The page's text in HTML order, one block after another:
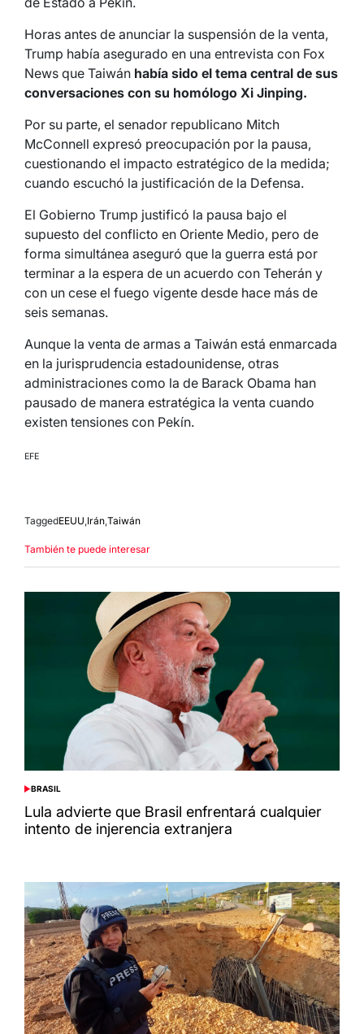
Horas antes de anunciar la suspensión de la venta,
Trump había asegurado en una entrevista con Fox
News que Taiwán había sido el tema central de sus
conversaciones con su homólogo Xi Jinping.
Por su parte, el senador republicano Mitch
McConnell expresó preocupación por la pausa,
cuestionando el impacto estratégico de la medida;
cuando escuchó la justificación de la Defensa.
El Gobierno Trump justificó la pausa bajo el
supuesto del conflicto en Oriente Medio, pero de
forma simultánea aseguró que la guerra está por
terminar a la espera de un acuerdo con Teherán y
con un cese el fuego vigente desde hace más de
seis semanas.
Aunque la venta de armas a Taiwán está enmarcada
en la jurisprudencia estadounidense, otras
administraciones como la de Barack Obama han
pausado de manera estratégica la venta cuando
existen tensiones con Pekín.
EFE
TaggedEEUU Irán Taiwán
También te puede interesar
POSTED
IN
BRASIL
Lula advierte que Brasil enfrentará cualquier
intento de injerencia extranjera